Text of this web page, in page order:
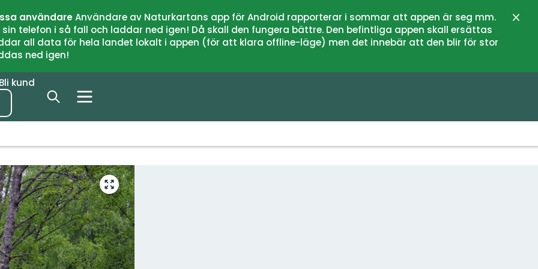
användareAnvändare av Naturkartans app för Android rapporterar i sommar att appen är seg mm.
telefon i så fall och laddar ned igen! Då skall den fungera bättre. Den befintliga appen skall ersättas
all data för hela landet lokalt i appen (för att klara offline-läge) men det innebär att den blir för stor
ned igen!
kund
Gå
till
helskärmsläge